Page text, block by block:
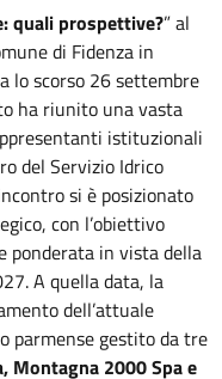
quali prospettive?” al
di Fidenza in
lo scorso 26 settembre
ha riunito una vasta
istituzionali
del Servizio Idrico
si è posizionato
con l’obiettivo
ponderata in vista della
A quella data, la
dell’attuale
parmense gestito da tre
Montagna 2000 Spa e